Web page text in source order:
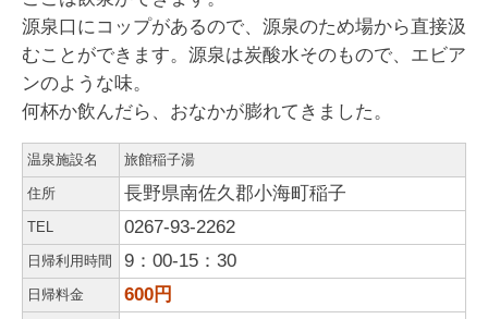
源泉口にコップがあるので、源泉のため場から直接汲
むことができます。源泉は炭酸水そのもので、エビア
ンのような味。
何杯か飲んだら、おなかが膨れてきました。
温泉施設名 旅館稲子湯
住所 長野県南佐久郡小海町稲子
TEL 0267-93-2262
日帰利用時間 9：00-15：30
日帰料金
600円